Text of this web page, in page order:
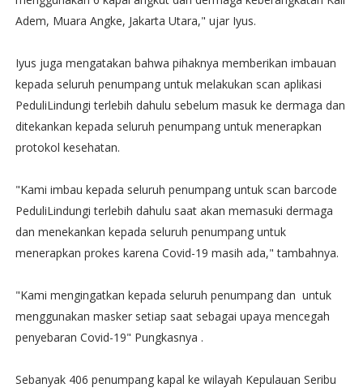
Adem, Muara Angke, Jakarta Utara," ujar Iyus.
Iyus juga mengatakan bahwa pihaknya memberikan imbauan
kepada seluruh penumpang untuk melakukan scan aplikasi
PeduliLindungi terlebih dahulu sebelum masuk ke dermaga dan
ditekankan kepada seluruh penumpang untuk menerapkan
protokol kesehatan.
"Kami imbau kepada seluruh penumpang untuk scan barcode
PeduliLindungi terlebih dahulu saat akan memasuki dermaga
dan menekankan kepada seluruh penumpang untuk
menerapkan prokes karena Covid-19 masih ada," tambahnya.
"Kami mengingatkan kepada seluruh penumpang dan untuk
menggunakan masker setiap saat sebagai upaya mencegah
penyebaran Covid-19" Pungkasnya .
Sebanyak 406 penumpang kapal ke wilayah Kepulauan Seribu